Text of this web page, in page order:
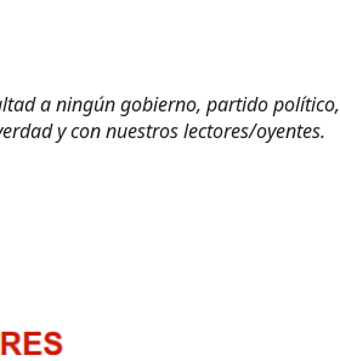
a ningún gobierno, partido político,
y con nuestros lectores/oyentes.